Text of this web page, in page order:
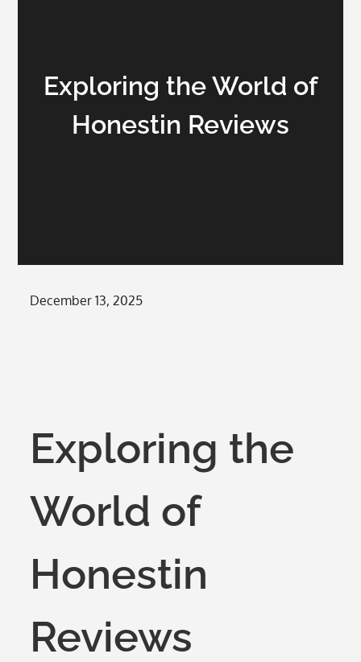
Exploring the World of
Honestin Reviews
Posted
December 13, 2025
Exploring the
World of
Honestin
Reviews